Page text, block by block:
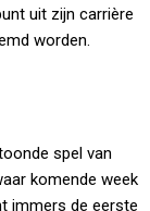
uit zijn carrière
worden.
spel van
komende week
immers de eerste